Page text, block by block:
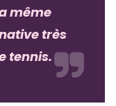
même
très
tennis.